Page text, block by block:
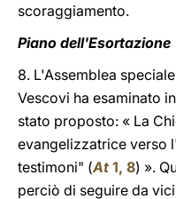
scoraggiamento.
Piano dell'Esortazione
8. L'Assemblea
Vescovi ha esaminato
stato proposto: « La
evangelizzatrice verso
testimoni" (At 1, 8) ».
perciò di seguire da